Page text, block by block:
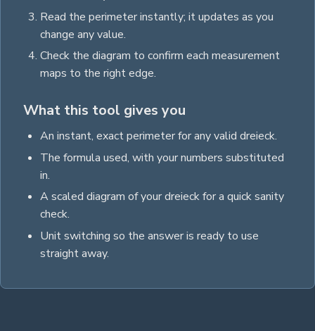
Read the perimeterinstantly; it updates as you
change any value.
Check the diagram to confirm each measurement
maps to the right edge.
What this tool gives you
An instant, exactperimeterfor any valid dreieck.
The formula used, with your numbers substituted
in.
A scaled diagram of yourdreieckfor a quick sanity
check.
Unit switching so the answer is ready to use
straight away.